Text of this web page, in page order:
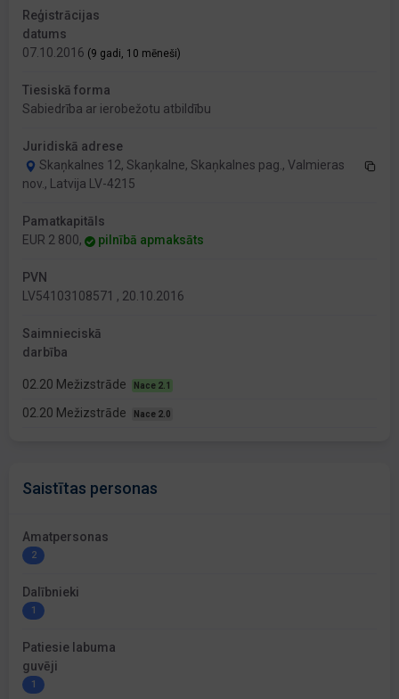
Reģistrācijas
datums
07.10.2016 (9 gadi, 10 mēneši)
Tiesiskā forma
Sabiedrība ar ierobežotu atbildību
Juridiskā adrese
Skaņkalnes 12, Skaņkalne, Skaņkalnes pag., Valmieras
nov., Latvija LV-4215
Pamatkapitāls
EUR 2 800,
pilnībā apmaksāts
PVN
LV54103108571 , 20.10.2016
Saimnieciskā
darbība
02.20 Mežizstrāde Nace 2.1
02.20 Mežizstrāde Nace 2.0
Saistītas personas
Amatpersonas
2
Dalībnieki
1
Patiesie labuma
guvēji
1